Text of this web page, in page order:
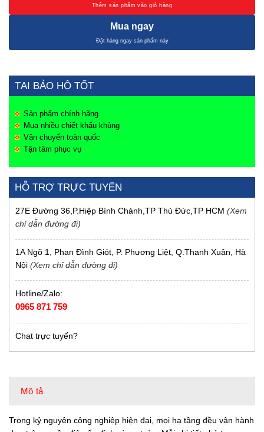
Mua ngay
TẠI BẢO HỘ TỐT
Sản phẩm chính hãng
Mua nhiều chiết khấu khủng
Vận chuyển toàn quốc
Tận tâm phục vụ
HỖ TRỢ TRỰC TUYẾN
27E Đường 36,P.Hiệp Bình Chánh,TP Thủ Đức,TP HCM (Xem
chỉ dẫn đường đi)
1A Ngõ 1, Phan Đình Giót, P. Phương Liệt, Q.Thanh Xuân, Hà
Nội (Xem chỉ dẫn đường đi)
Hotline/Zalo:
0965 871 759
Chat trực tuyến?
Mô tả
Trong kỷ nguyên công nghiệp hiện đại, mọi hạ tầng đều vận hành